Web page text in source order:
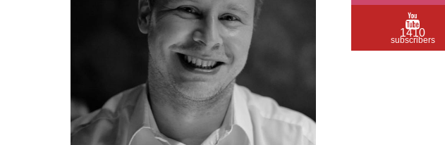
1410
subscribers